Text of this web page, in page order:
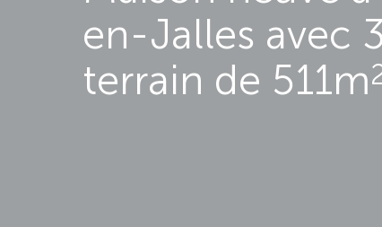
en-Jalles avec
terrain de 511m